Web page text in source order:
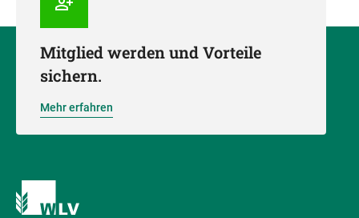
Mitglied werden und Vorteile
sichern.
Mehr erfahren